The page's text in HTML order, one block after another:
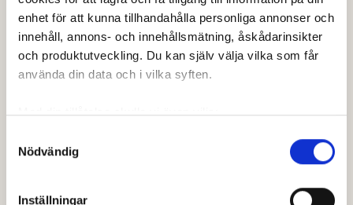
enhet för att kunna tillhandahålla personliga annonser och
innehåll, annons- och innehållsmätning, åskådarinsikter
och produktutveckling. Du kan själv välja vilka som får
använda din data och i vilka syften.
Med din tillåtelse skulle vi även vilja:
kan ha en noggrannhet på upp till flera meter
Nödvändig
Inställningar
Tävlingen är färdigspelad